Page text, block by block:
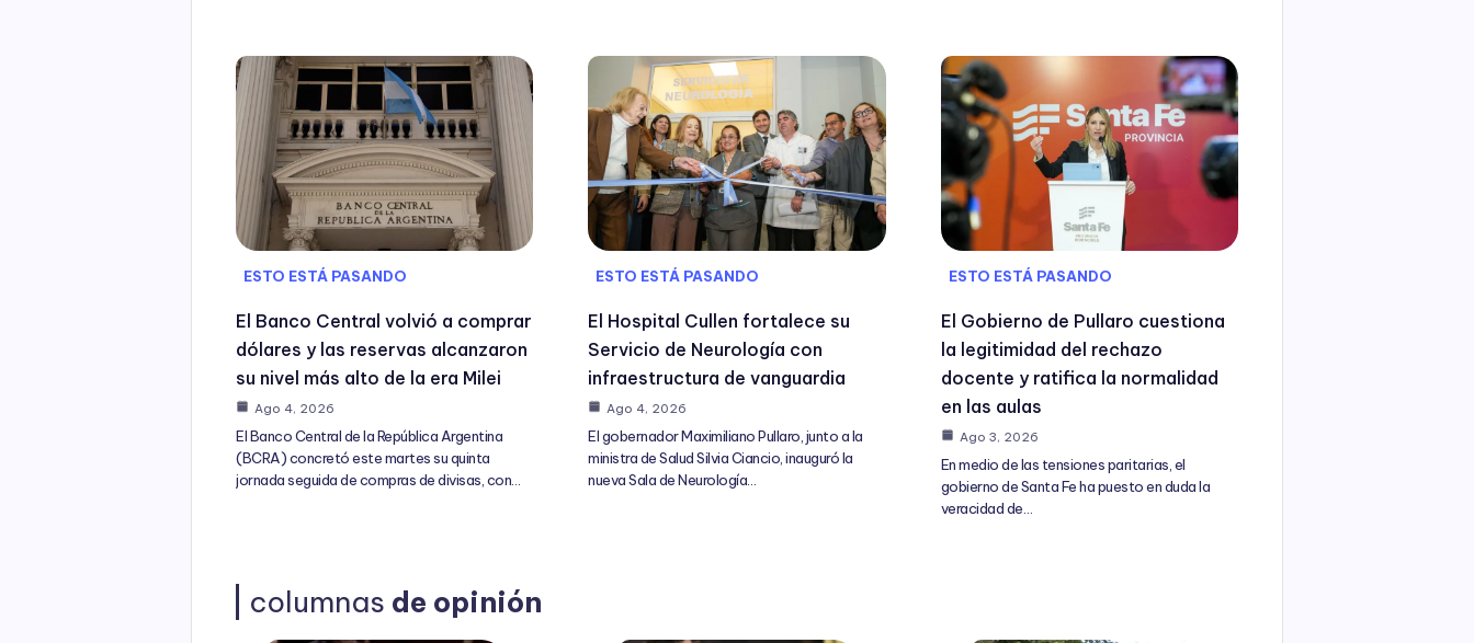
ESTO ESTÁ PASANDO
El Banco Central volvió a comprar
dólares y las reservas alcanzaron
su nivel más alto de la era Milei
Ago 4, 2026
El Banco Central de la República Argentina
(BCRA) concretó este martes su quinta
jornada seguida de compras de divisas, con…
ESTO ESTÁ PASANDO
El Hospital Cullen fortalece su
Servicio de Neurología con
infraestructura de vanguardia
Ago 4, 2026
El gobernador Maximiliano Pullaro, junto a la
ministra de Salud Silvia Ciancio, inauguró la
nueva Sala de Neurología…
ESTO ESTÁ PASANDO
El Gobierno de Pullaro cuestiona
la legitimidad del rechazo
docente y ratifica la normalidad
en las aulas
Ago 3, 2026
En medio de las tensiones paritarias, el
gobierno de Santa Fe ha puesto en duda la
veracidad de…
columnas de opinión